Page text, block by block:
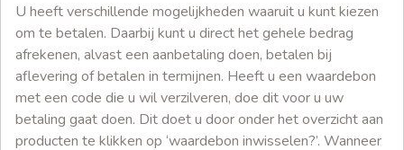
U heeft verschillende mogelijkheden waaruit u kunt kiezen
om te betalen. Daarbij kunt u direct het gehele bedrag
afrekenen, alvast een aanbetaling doen, betalen bij
aflevering of betalen in termijnen. Heeft u een waardebon
met een code die u wil verzilveren, doe dit voor u uw
betaling gaat doen. Dit doet u door onder het overzicht aan
producten te klikken op ‘waardebon inwisselen?’. Wanneer